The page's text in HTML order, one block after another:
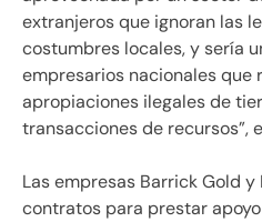
extranjeros que ignoran las
costumbres locales, y sería
empresarios nacionales que
apropiaciones ilegales de
transacciones de recursos”,
Las empresas Barrick Gold
contratos para prestar